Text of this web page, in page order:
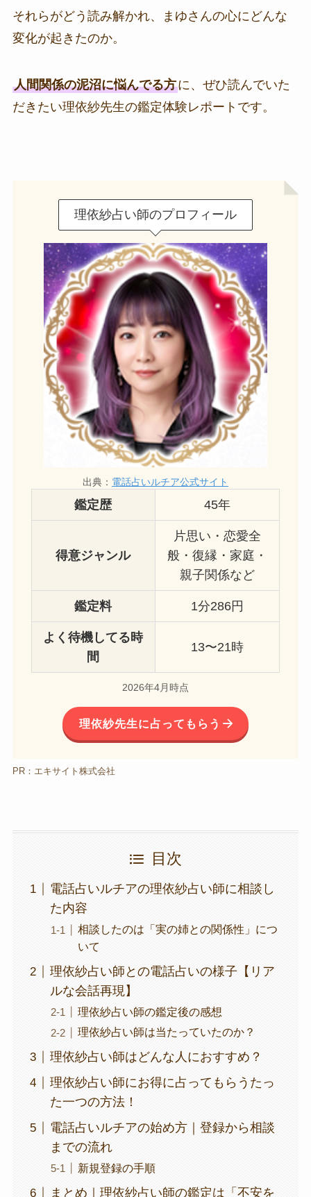
それらがどう読み解かれ、まゆさんの心にどんな
変化が起きたのか。
人間関係の泥沼に悩んでる方に、ぜひ読んでいた
だきたい理依紗先生の鑑定体験レポートです。
理依紗占い師のプロフィール
出典： 電話占いルチア公式サイト
鑑定歴 45年
得意ジャンル
片思い・恋愛全
般・復縁・家庭・
親子関係など
鑑定料 1分286円
よく待機してる時
間
13〜21時
2026年4月時点
理依紗先生に占ってもらう
PR：エキサイト株式会社
目次
電話占いルチアの理依紗占い師に相談し
た内容
相談したのは「実の姉との関係性」につ
いて
理依紗占い師との電話占いの様子【リア
ルな会話再現】
理依紗占い師の鑑定後の感想
理依紗占い師は当たっていたのか？
理依紗占い師はどんな人におすすめ？
理依紗占い師にお得に占ってもらうたっ
た一つの方法！
電話占いルチアの始め方｜登録から相談
までの流れ
新規登録の手順
まとめ｜理依紗占い師の鑑定は「不安を